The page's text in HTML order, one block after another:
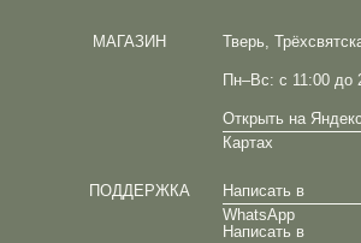
Тверь,
Пн–Вс: с 11:00 до
Открыть на Яндекс
Картах
МАГАЗИН
ПОДДЕРЖКА
Написать в
WhatsApp
Написать в